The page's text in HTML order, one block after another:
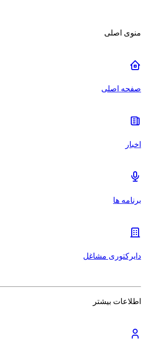
منوی اصلی
صفحه اصلی
اخبار
برنامه ها
دایرکتوری مشاغل
اطلاعات بیشتر